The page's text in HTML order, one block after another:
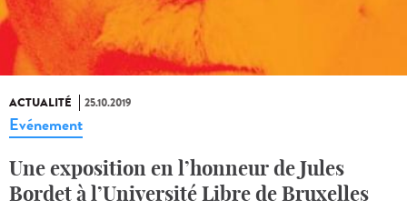
ACTUALITÉ 25.10.2019
Evénement
Une exposition en l’honneur de Jules
Bordet à l’Université Libre de Bruxelles